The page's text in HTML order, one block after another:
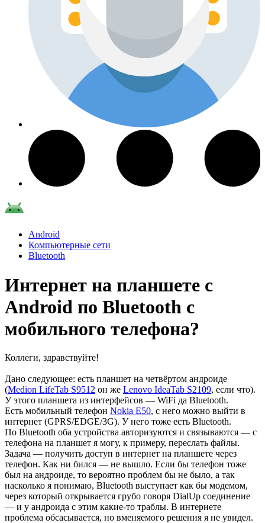
Android
Компьютерные сети
Bluetooth
Интернет на планшете с
Android по Bluetooth с
мобильного телефона?
Коллеги, здравствуйте!
Дано следующее: есть планшет на четвёртом андроиде
(Medion LifeTab S9512 он же Lenovo IdeaTab S2109, если что).
У этого планшета из интерфейсов — WiFi да Bluetooth.
Есть мобильный телефон Nokia E50, с него можно выйти в
интернет (GPRS/EDGE/3G). У него тоже есть Bluetooth.
По Bluetooth оба устройства авторизуются и связываются — с
телефона на планшет я могу, к примеру, переслать файлы.
Задача — получить доступ в интернет на планшете через
телефон. Как ни бился — не вышло. Если бы телефон тоже
был на андроиде, то вероятно проблем бы не было, а так
насколько я понимаю, Bluetooth выступает как бы модемом,
через который открывается грубо говоря DialUp соединение
— и у андроида с этим какие-то траблы. В интернете
проблема обсасывается, но вменяемого решения я не увидел.